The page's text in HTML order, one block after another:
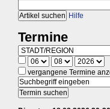
Hilfe
Termine
vergangene Termine